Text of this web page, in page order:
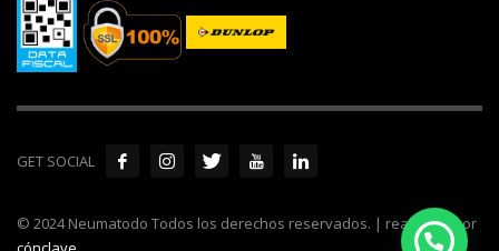
GET SOCIAL
© 2024 Neumatodo Todos los derechos reservados. | realizado por